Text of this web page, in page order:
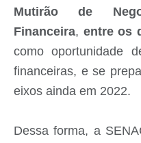
Mutirão de
Financeira, entre os
como oportunidade
financeiras, e se
eixos ainda em 2022.
Dessa forma, a